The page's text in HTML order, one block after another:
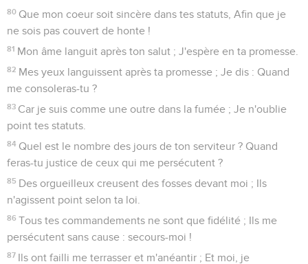
80 Que mon coeur soit sincère dans tes statuts, Afin que je
ne sois pas couvert de honte !
81 Mon âme languit après ton salut ; J'espère en ta promesse.
82 Mes yeux languissent après ta promesse ; Je dis : Quand
me consoleras-tu ?
83 Car je suis comme une outre dans la fumée ; Je n'oublie
point tes statuts.
84 Quel est le nombre des jours de ton serviteur ? Quand
feras-tu justice de ceux qui me persécutent ?
85 Des orgueilleux creusent des fosses devant moi ; Ils
n'agissent point selon ta loi.
86 Tous tes commandements ne sont que fidélité ; Ils me
persécutent sans cause : secours-moi !
87 Ils ont failli me terrasser et m'anéantir ; Et moi, je